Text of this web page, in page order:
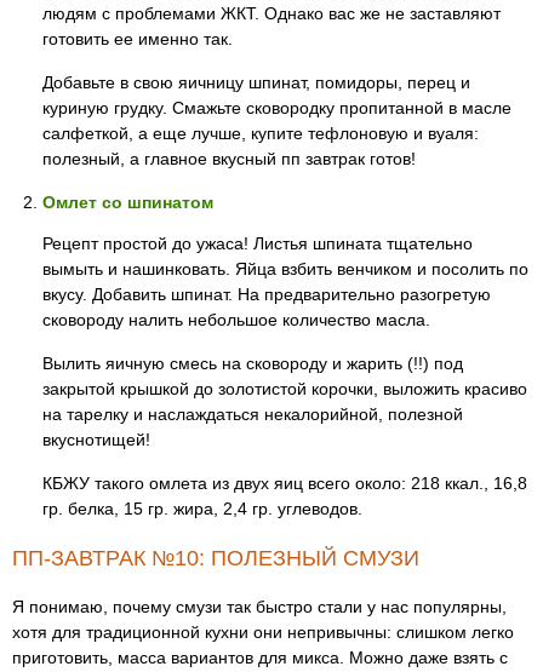
людям с проблемами ЖКТ. Однако вас же не заставляют
готовить ее именно так.
Добавьте в свою яичницу шпинат, помидоры, перец и
куриную грудку. Смажьте сковородку пропитанной в масле
салфеткой, а еще лучше, купите тефлоновую и вуаля:
полезный, а главное вкусный пп завтрак готов!
Омлет со шпинатом
Рецепт простой до ужаса! Листья шпината тщательно
вымыть и нашинковать. Яйца взбить венчиком и посолить по
вкусу. Добавить шпинат. На предварительно разогретую
сковороду налить небольшое количество масла.
Вылить яичную смесь на сковороду и жарить (!!) под
закрытой крышкой до золотистой корочки, выложить красиво
на тарелку и наслаждаться некалорийной, полезной
вкуснотищей!
КБЖУ такого омлета из двух яиц всего около: 218 ккал., 16,8
гр. белка, 15 гр. жира, 2,4 гр. углеводов.
ПП-ЗАВТРАК №10: ПОЛЕЗНЫЙ СМУЗИ
Я понимаю, почему смузи так быстро стали у нас популярны,
хотя для традиционной кухни они непривычны: слишком легко
приготовить, масса вариантов для микса. Можно даже взять с